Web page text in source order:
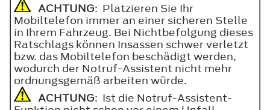
ACHTUNG: Platzieren Sie Ihr
Mobiltelefon immer an einer sicheren Stelle
in Ihrem Fahrzeug. Bei Nichtbefolgung dieses
Ratschlags können Insassen schwer verletzt
bzw. das Mobiltelefon beschädigt werden,
wodurch der Notruf-Assistent nicht mehr
ordnungsgemäß arbeiten würde.
ACHTUNG: Ist die Notruf-Assistent-